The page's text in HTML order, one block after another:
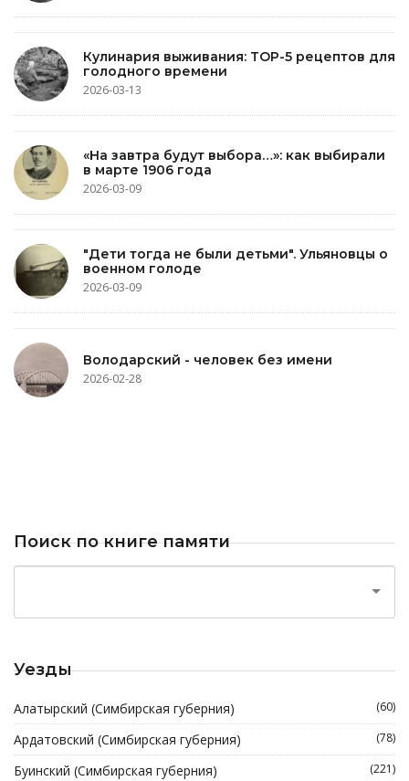
Кулинария выживания: TOP-5 рецептов для
голодного времени
2026-03-13
«На завтра будут выбора…»: как выбирали
в марте 1906 года
2026-03-09
"Дети тогда не были детьми". Ульяновцы о
военном голоде
2026-03-09
Володарский - человек без имени
2026-02-28
Поиск по книге памяти
Уезды
Алатырский (Симбирская губерния) (60)
Ардатовский (Симбирская губерния) (78)
Буинский (Симбирская губерния) (221)